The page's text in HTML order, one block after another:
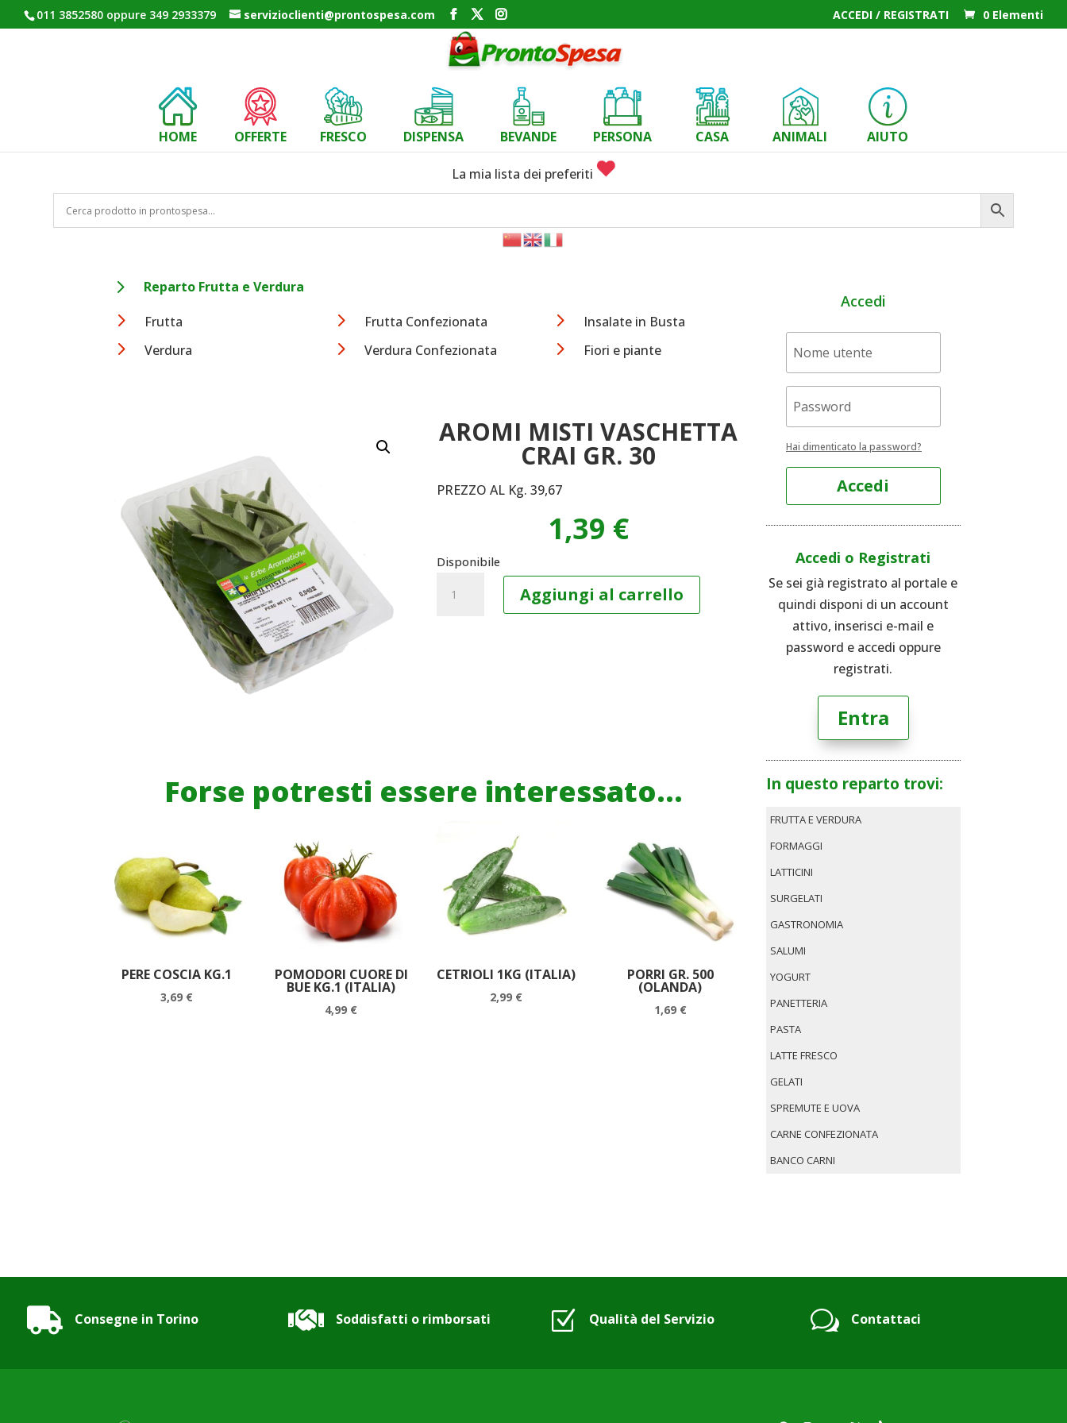
011 3852580 oppure 349 2933379 servizioclienti@prontospesa.com ACCEDI / REGISTRATI 0 Elementi
HOME OFFERTE FRESCO DISPENSA BEVANDE PERSONA CASA ANIMALI AIUTO
La mia lista dei preferiti
5 Reparto Frutta e Verdura
5 Frutta
5 Verdura
5 Frutta Confezionata
5 Verdura Confezionata
5 Insalate in Busta
5 Fiori e piante
AROMI MISTI VASCHETTA
CRAI GR. 30
PREZZO AL Kg. 39,67
1,39 €
Disponibile
MISTI
Aggiungi al carrello
Forse potresti essere interessato...
PERE COSCIA KG.1
3,69 €
POMODORI CUORE DI
BUE KG.1 (ITALIA)
4,99 €
CETRIOLI 1KG (ITALIA)
2,99 €
PORRI GR. 500
(OLANDA)
1,69 €
Accedi
Hai dimenticato la password?
Accedi
Accedi o Registrati
Se sei già registrato al portale e
quindi disponi di un account
attivo, inserisci e-mail e
password e accedi oppure
registrati.
Entra
In questo reparto trovi:
FRUTTA E VERDURA
FORMAGGI
LATTICINI
SURGELATI
GASTRONOMIA
SALUMI
YOGURT
PANETTERIA
PASTA
LATTE FRESCO
GELATI
SPREMUTE E UOVA
CARNE CONFEZIONATA
BANCO CARNI
 Consegne in Torino  Soddisfatti o rimborsati Z Qualità del Servizio w Contattaci